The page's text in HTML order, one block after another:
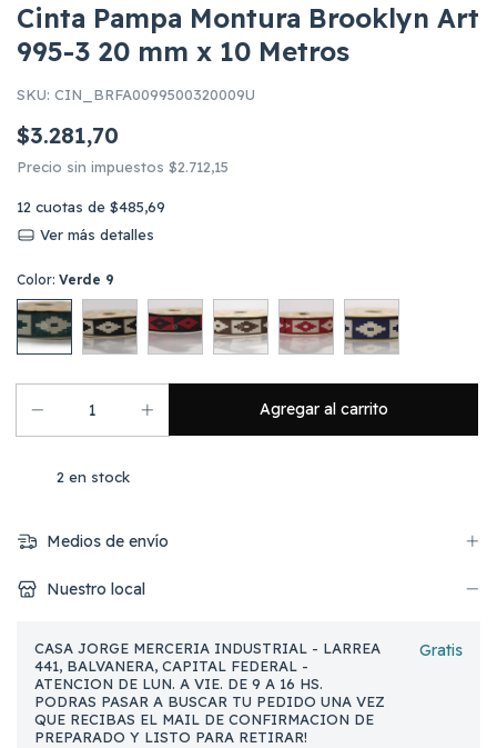
Cinta Pampa Montura Brooklyn Art
995-3 20 mm x 10 Metros
SKU: CIN_BRFA0099500320009U
$3.281,70
Precio sin impuestos $2.712,15
12 cuotas de $485,69
Ver más detalles
Color: Verde 9
2 en stock
Medios de envío
Nuestro local
CASA JORGE MERCERIA INDUSTRIAL - LARREA
441, BALVANERA, CAPITAL FEDERAL -
ATENCION DE LUN. A VIE. DE 9 A 16 HS.
PODRAS PASAR A BUSCAR TU PEDIDO UNA VEZ
QUE RECIBAS EL MAIL DE CONFIRMACION DE
PREPARADO Y LISTO PARA RETIRAR!
Gratis